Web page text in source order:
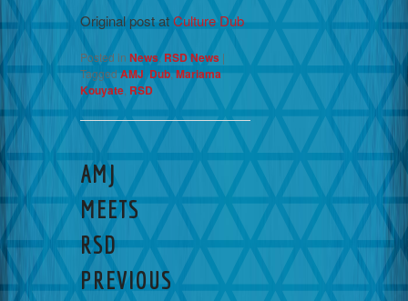
Original post atCulture Dub
Posted in News,RSD News |
TaggedAMJ ,Dub,Mariama
Kouyate RSD
AMJ
MEETS
RSD
PREVIOUS